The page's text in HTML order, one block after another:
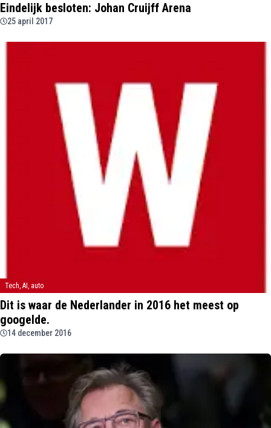
Eindelijk besloten: Johan Cruijff Arena
25 april 2017
Tech, AI, auto
Dit is waar de Nederlander in 2016 het meest op
googelde.
14 december 2016